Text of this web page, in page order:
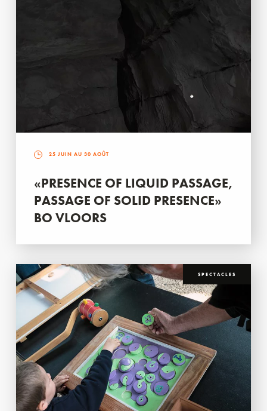
25 JUIN AU 30 AOÛT
«PRESENCE OF LIQUID PASSAGE,
PASSAGE OF SOLID PRESENCE»
BO VLOORS
SPECTACLES